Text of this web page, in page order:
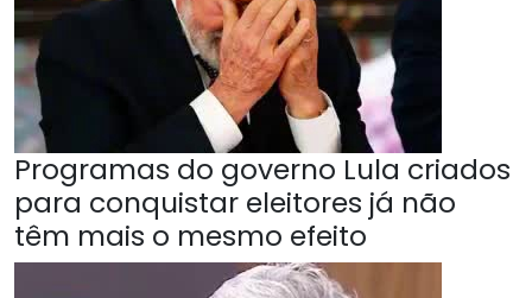
Programas do governo Lula criados
para conquistar eleitores já não
têm mais o mesmo efeito